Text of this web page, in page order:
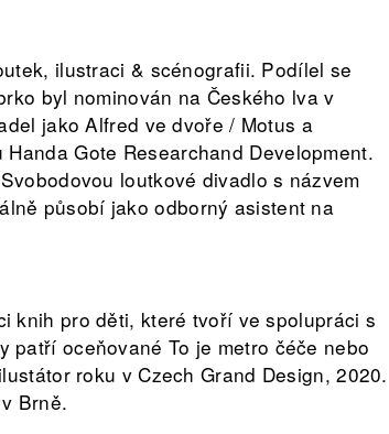
ilustraci & scénografii. Podílel se
byl nominován na Českého lva v
jako Alfred ve dvoře / Motus a
Gote Researchand Development.
loutkové divadlo s názvem
působí jako odborný asistent na
knih pro děti, které tvoří ve spolupráci s
patří oceňované To je metro čéče nebo
roku v Czech Grand Design, 2020.
Brně.